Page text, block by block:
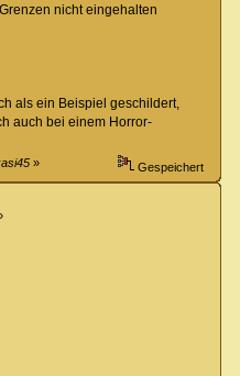
nicht eingehalten
als ein Beispiel geschildert,
auch bei einem Horror-
» Gespeichert